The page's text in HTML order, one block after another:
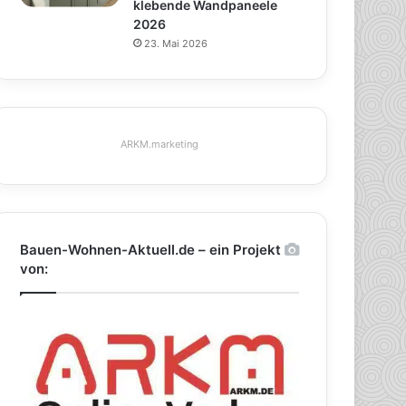
klebende Wandpaneele
2026
23. Mai 2026
ARKM.marketing
Bauen-Wohnen-Aktuell.de – ein Projekt
von: